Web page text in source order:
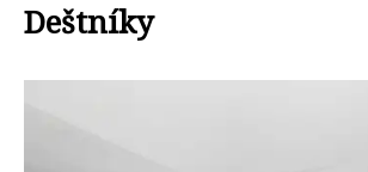
Deštníky